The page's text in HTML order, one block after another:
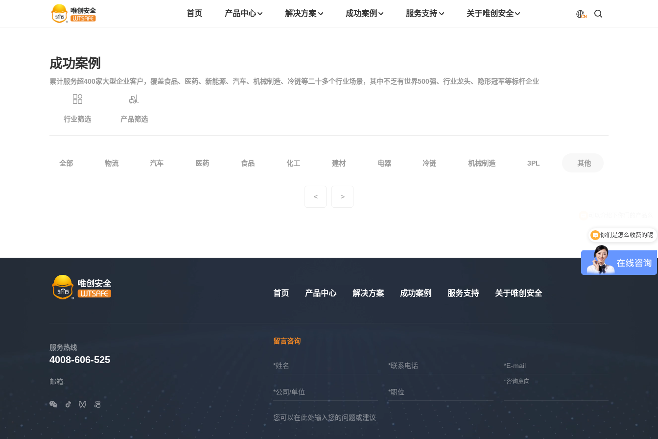
首页 产品中心 解决方案 成功案例 服务支持 关于唯创安全
成功案例
累计服务超400家大型企业客户，覆盖食品、医药、新能源、汽车、机械制造、冷链等二十多个行业场景，其中不乏有世界500强、行业龙头、隐形冠军等标杆企业
行业筛选 产品筛选
全部 物流 汽车 医药 食品 化工 建材 电器 冷链 机械制造 3PL 其他
< >
首页 产品中心 解决方案 成功案例 服务支持 关于唯创安全
服务热线
4008-606-525
邮箱:
留言咨询
*姓名 *联系电话 *E-mail
*公司/单位 *职位
*咨询意向
您可以在此处输入您的问题或建议
你们是怎么收费的呢